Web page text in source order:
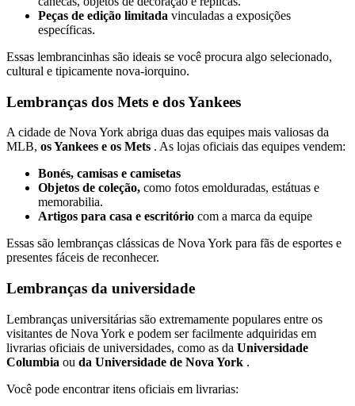
Peças de edição limitada vinculadas a exposições
específicas.
Essas lembrancinhas são ideais se você procura algo selecionado,
cultural e tipicamente nova-iorquino.
Lembranças dos Mets e dos Yankees
A cidade de Nova York abriga duas das equipes mais valiosas da
MLB, os Yankees e os Mets . As lojas oficiais das equipes vendem:
Bonés, camisas e camisetas
Objetos de coleção, como fotos emolduradas, estátuas e
memorabilia.
Artigos para casa e escritório com a marca da equipe
Essas são lembranças clássicas de Nova York para fãs de esportes e
presentes fáceis de reconhecer.
Lembranças da universidade
Lembranças universitárias são extremamente populares entre os
visitantes de Nova York e podem ser facilmente adquiridas em
livrarias oficiais de universidades, como as da Universidade
Columbia ou da Universidade de Nova York .
Você pode encontrar itens oficiais em livrarias: